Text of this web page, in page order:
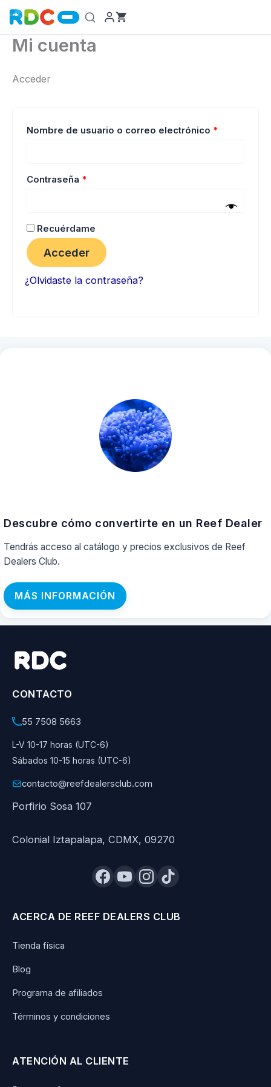
contenido
Mi cuenta
Acceder
Nombre de usuario o correo electrónico *
Contraseña *
Recuérdame
Acceder
¿Olvidaste la contraseña?
Descubre cómo convertirte en un Reef Dealer
Tendrás acceso al catálogo y precios exclusivos de Reef
Dealers Club.
MÁS INFORMACIÓN
CONTACTO
55 7508 5663
L-V 10-17 horas (UTC-6)
Sábados 10-15 horas (UTC-6)
contacto@reefdealersclub.com
Porfirio Sosa 107
Colonial Iztapalapa, CDMX, 09270
ACERCA DE REEF DEALERS CLUB
Tienda física
Blog
Programa de afiliados
Términos y condiciones
ATENCIÓN AL CLIENTE